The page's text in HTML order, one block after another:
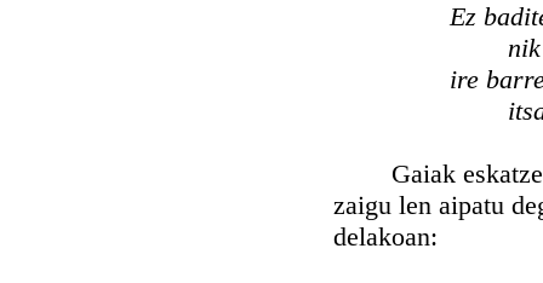
Ez
ire
Gaiak eskatzen
zaigu len aipatu
delakoan: